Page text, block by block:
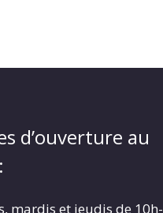
d’ouverture au
mardis et jeudis de 10h-